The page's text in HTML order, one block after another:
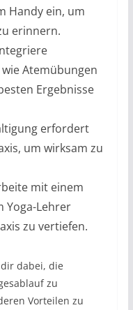
Handy ein, um
erinnern.
Atemübungen
Ergebnisse
erfordert
um wirksam zu
mit einem
Yoga-Lehrer
zu vertiefen.
dabei, die
zu
Vorteilen zu